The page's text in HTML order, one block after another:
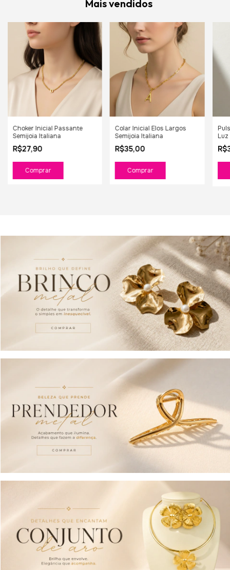
Mais vendidos
Choker Inicial Passante
Semijoia Italiana
R$27,90
Comprar
Colar Inicial Elos Largos
Semijoia Italiana
R$35,00
Comprar